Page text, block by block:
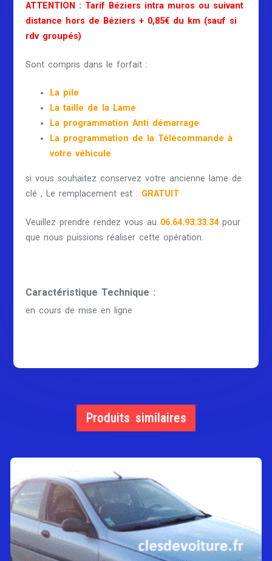
ATTENTION : Tarif Béziers intra muros ou suivant
distance hors de Béziers + 0,85€ du km (sauf si
rdv groupés)
Sont compris dans le forfait :
La pile
La taille de la Lame
La programmation Anti démarrage
La programmation de la Télécommande à
votre véhicule
si vous souhaitez conservez votre ancienne lame de
clé , Le remplacement est : GRATUIT
Veuillez prendre rendez vous au 06.64.93.33.34pour
que nous puissions réaliser cette opération.
Caractéristique Technique :
en cours de mise en ligne
Produits similaires